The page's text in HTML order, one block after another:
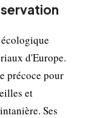
d'Europe.
précoce pour
et
Ses